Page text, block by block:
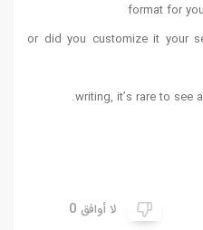
format for
or did you customize it your
writing, it’s rare to see
لا أوافق 0